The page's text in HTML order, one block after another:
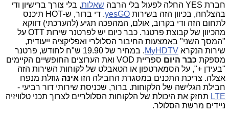
חברת YES החלה לפעול בלי הרבה שאלות, בלי צורך ברישיון ודי
בהצלחה, בכיוון הזה בשירות yesGO
. די ברור, ש-HOT תיכנס
לתחום הזה ודי בקרוב, אולם, המהפכה תגיע (להערכתי) דווקא
מהכיוון של קבוצת פרטנר. כבר כיום יש לפרטנר שירות OTT על
"המסך השני" באמצעות החיבור הסלולרי ואפליקציה ייעודית,
שירות הנקרא MyHDTV
. במחיר של 19.90 ש"ח לחודש, פרטנר
מספקת כבר היום
ספריית VOD ואת הערוצים החופשיים הקיימים
"בעידן +", על הסמארטפון או הטאבלט של לקוחות השירות הזה
אצלה. צריכת התכנים במסגרת החבילה הזו אינה גוזלת מנפח
חבילת הגלישה של הלקוחות. ברור, שכניסת שירותי דור רביעי -
LTE תחזק את היכולת של הלקוחות הסלולריים לצרוך תכני טלוויזיה
ניידים מרשת הסלולר.